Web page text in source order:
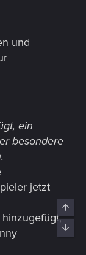
und
ein
besondere
jetzt
Top